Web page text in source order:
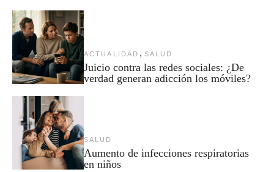
ACTUALIDAD , SALUD
Juicio contra las redes sociales: ¿De
verdad generan adicción los móviles?
SALUD
Aumento de infecciones respiratorias
en niños